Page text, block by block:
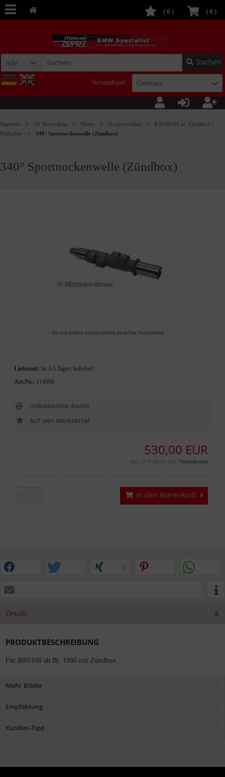
( 0 )
( 0 )
Alle Suchen
Versandland: Germany
Startseite 2V Boxershop Motor Nockenwellen
R 80/R100 m. Zündbox /
Hallgeber
340° Sportnockenwelle (Zündbox)
340° Sportnockenwelle (Zündbox)
Für eine größere Ansicht klicken Sie auf das Vorschaubild
530,00 EUR
inkl. 19 % MwSt. zzgl. Versandkosten
In den Warenkorb
Lieferzeit:
In 3-5 Tagen lieferbar!
Art.Nr.: 114008
Artikeldatenblatt drucken
0
Details
PRODUKTBESCHREIBUNG
Für R80/100 ab Bj. 1980 mit Zündbox.
Mehr Bilder
Empfehlung
Kunden-Tipp